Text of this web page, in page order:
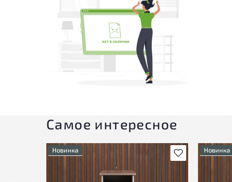
Самое интересное
В избранное
Новинка Новинка